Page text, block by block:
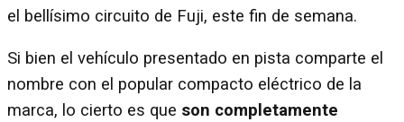
el bellísimo circuito de Fuji, este fin de semana.
Si bien el vehículo presentado en pista comparte el
nombre con el popular compacto eléctrico de la
marca, lo cierto es que son completamente